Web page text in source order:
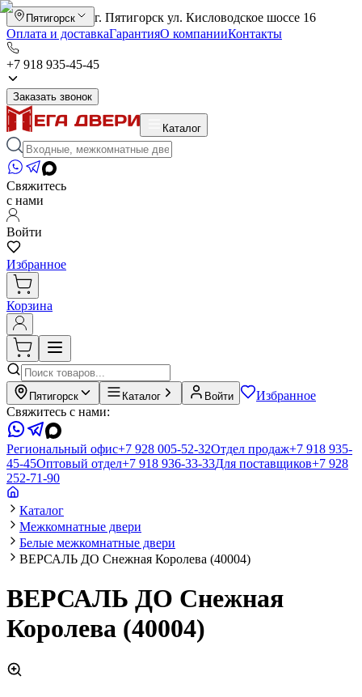
Пятигорск
г. Пятигорск ул. Кисловодское шоссе 16
Оплата и доставкаГарантияО компанииКонтакты
+7 918 935-45-45
Заказать звонок
Каталог
Свяжитесь
с нами
Войти
Избранное
Корзина
Пятигорск Каталог Войти
Избранное
Свяжитесь с нами:
Региональный офис+7 928 005-52-32Отдел продаж+7 918 935-
45-45Оптовый отдел+7 918 936-33-33Для поставщиков+7 928
252-71-90
Каталог
Межкомнатные двери
Белые межкомнатные двери
ВЕРСАЛЬ ДО Снежная Королева (40004)
ВЕРСАЛЬ ДО Снежная
Королева (40004)